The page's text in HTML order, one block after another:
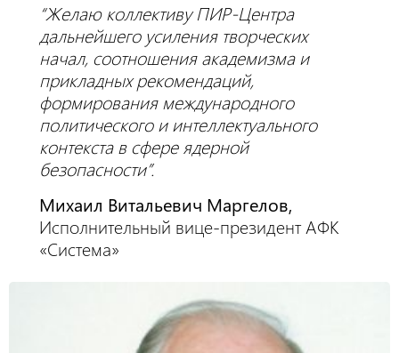
“Желаю коллективу ПИР-Центра
дальнейшего усиления творческих
начал, соотношения академизма и
прикладных рекомендаций,
формирования международного
политического и интеллектуального
контекста в сфере ядерной
безопасности”.
Михаил Витальевич Маргелов,
Исполнительный вице-президент АФК
«Система»